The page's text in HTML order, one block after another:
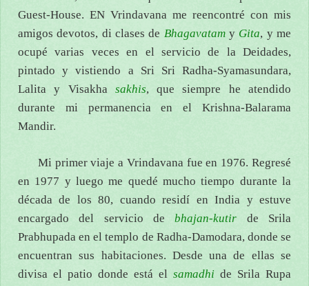
Guest-House. EN Vrindavana me reencontré con mis
amigos devotos, di clases de Bhagavatamy Gita, y me
ocupé varias veces en el servicio de la Deidades,
pintado y vistiendo a Sri Sri Radha-Syamasundara,
Lalita y Visakha sakhis, que siempre he atendido
durante mi permanencia en el Krishna-Balarama
Mandir.
Mi primer viaje a Vrindavana fue en 1976. Regresé
en 1977 y luego me quedé mucho tiempo durante la
década de los 80, cuando residí en India y estuve
encargado del servicio debhajan-kutir de Srila
Prabhupada en el templo de Radha-Damodara, donde se
encuentran sus habitaciones. Desde una de ellas se
divisa el patio donde está el samadhi de Srila Rupa